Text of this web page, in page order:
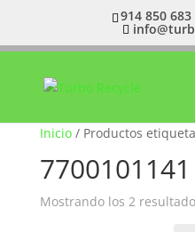
914 850
Inicio/ Productos
7700101141
Mostrando los 2